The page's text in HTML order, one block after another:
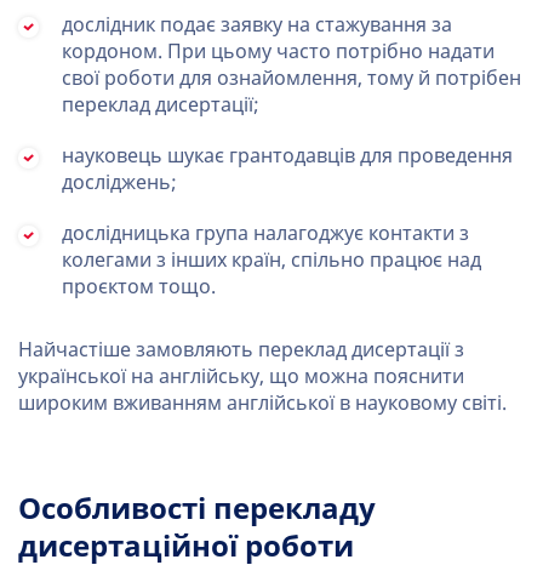
дослідник подає заявку на стажування за
кордоном. При цьому часто потрібно надати
свої роботи для ознайомлення, тому й потрібен
переклад дисертації;
науковець шукає грантодавців для проведення
досліджень;
дослідницька група налагоджує контакти з
колегами з інших країн, спільно працює над
проєктом тощо.
Найчастіше замовляють переклад дисертації з
української на англійську, що можна пояснити
широким вживанням англійської в науковому світі.
Особливості перекладу
дисертаційної роботи